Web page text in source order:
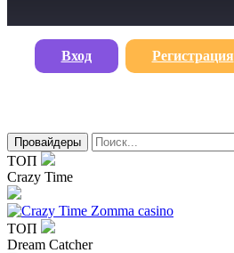
Вход Регистрация
Провайдеры
ТОП
Crazy Time
ТОП
Dream Catcher